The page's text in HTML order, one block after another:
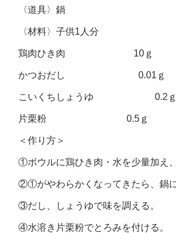
〈道具〉鍋
〈材料〉子供1人分
鶏肉ひき肉 10ｇ
かつおだし 0.01ｇ
こいくちしょうゆ 0.2ｇ
片栗粉 0.5ｇ
＜作り方＞
①ボウルに鶏ひき肉・水を少量加え
②①がやわらかくなってきたら、鍋に
③だし、しょうゆで味を調える。
④水溶き片栗粉でとろみを付ける。